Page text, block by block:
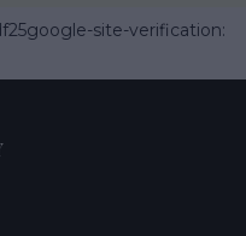
site-verification: